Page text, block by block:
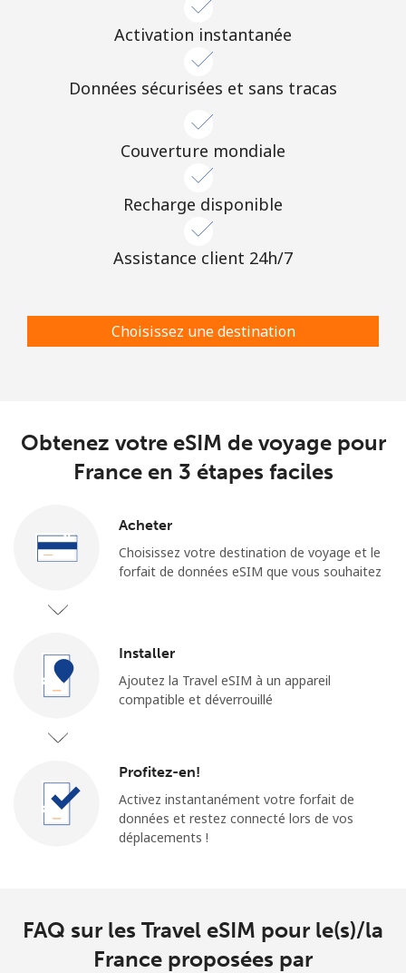
Activation instantanée
Données sécurisées et sans tracas
Couverture mondiale
Recharge disponible
Assistance client 24h/7
Choisissez une destination
Obtenez votre eSIM de voyage pour
France en 3 étapes faciles
Acheter
Choisissez votre destination de voyage et le
forfait de données eSIM que vous souhaitez
Installer
Ajoutez la Travel eSIM à un appareil
compatible et déverrouillé
Profitez-en!
Activez instantanément votre forfait de
données et restez connecté lors de vos
déplacements !
FAQ sur les Travel eSIM pour le(s)/la
France proposées par